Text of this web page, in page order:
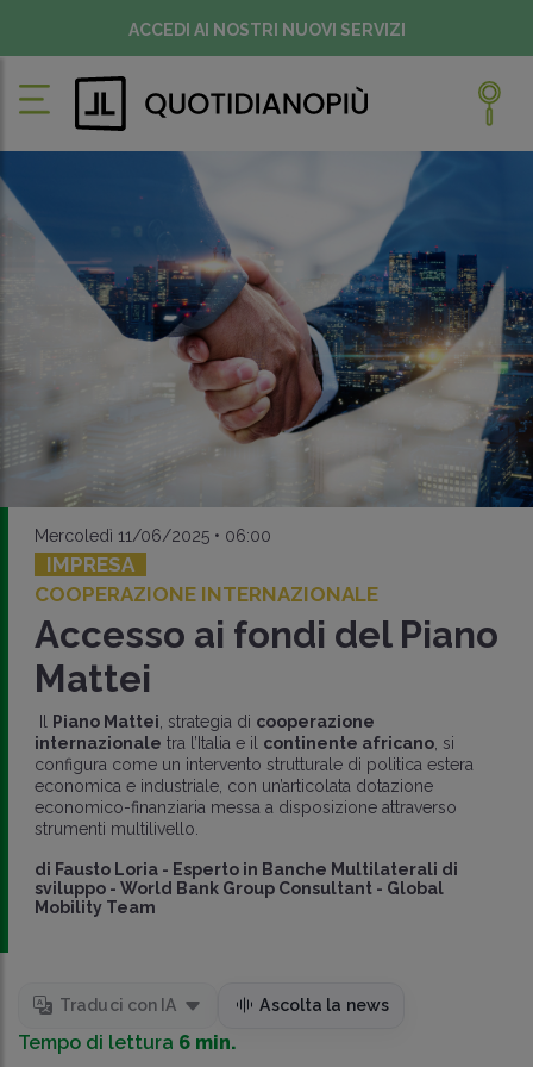
ACCEDI AI NOSTRI NUOVI SERVIZI
Mercoledì 11/06/2025 • 06:00
IMPRESA
COOPERAZIONE INTERNAZIONALE
Accesso ai fondi del Piano
Mattei
Piano Mattei , strategia di cooperazione
internazionale tra l’Italia e il continente africano, si
configura come un intervento strutturale di politica estera
economica e industriale, con un’articolata dotazione
economico-finanziaria messa a disposizione attraverso
strumenti multilivello.
di Fausto Loria - Esperto in Banche Multilaterali di
sviluppo - World Bank Group Consultant - Global
Mobility Team
Traduci con IA Ascolta la news
Tempo di lettura 6 min.